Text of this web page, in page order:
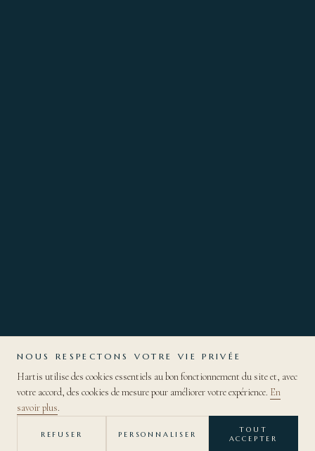
DÉCOUVRIR
NOUS RESPECTONS VOTRE VIE PRIVÉE
Hartis utilise des cookies essentiels au bon fonctionnement du site et, avec
votre accord, des cookies de mesure pour améliorer votre expérience. En
savoir plus.
REFUSER PERSONNALISER
TOUT
ACCEPTER